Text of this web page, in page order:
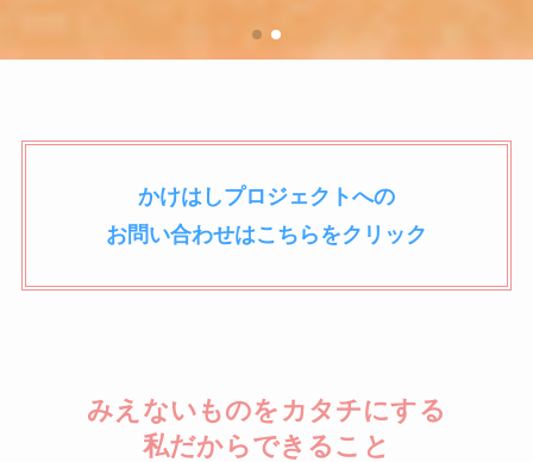
かけはしプロジェクトへの
お問い合わせはこちらをクリック
みえないものをカタチにする
私だからできること